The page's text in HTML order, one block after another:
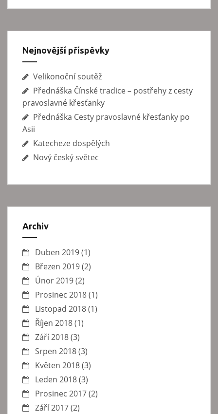
v
Nejnovější příspěvky
Velikonoční soutěž
Přednáška Čínské tradice – postřehy z cesty
pravoslavné křesťanky
Přednáška Cesty pravoslavné křesťanky po
Asii
Katecheze dospělých
Nový český světec
Archiv
Duben 2019(1)
Březen 2019(2)
Únor 2019(2)
Prosinec 2018(1)
Listopad 2018(1)
Říjen 2018(1)
Září 2018(3)
Srpen 2018(3)
Květen 2018(3)
Leden 2018(3)
Prosinec 2017(2)
Září 2017(2)